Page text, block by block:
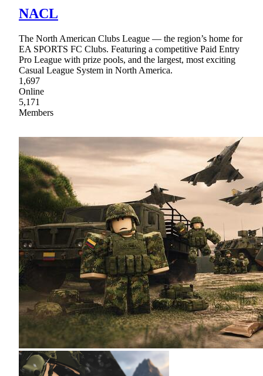
NACL
The North American Clubs League — the region’s home for
EA SPORTS FC Clubs. Featuring a competitive Paid Entry
Pro League with prize pools, and the largest, most exciting
Casual League System in North America.
1,697
Online
5,171
Members